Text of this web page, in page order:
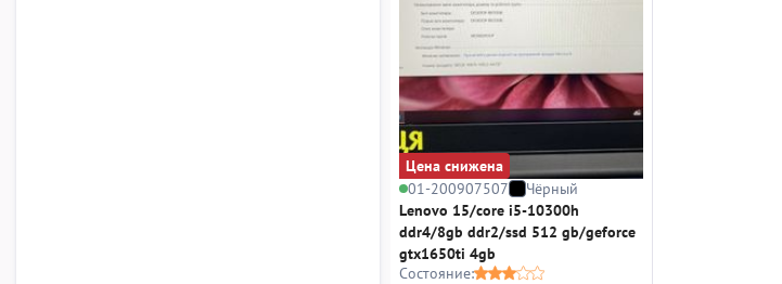
Цена снижена
01-200907507
Чёрный
Lenovo 15/core i5-10300h
ddr4/8gb ddr2/ssd 512 gb/geforce
gtx1650ti 4gb
Состояние: